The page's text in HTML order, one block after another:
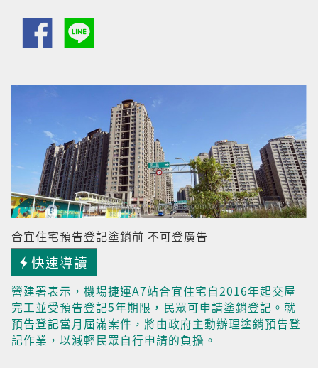
合宜住宅預告登記塗銷前 不可登廣告
快速導讀
營建署表示，機場捷運A7站合宜住宅自2016年起交屋
完工並受預告登記5年期限，民眾可申請塗銷登記。就
預告登記當月屆滿案件，將由政府主動辦理塗銷預告登
記作業，以減輕民眾自行申請的負擔。